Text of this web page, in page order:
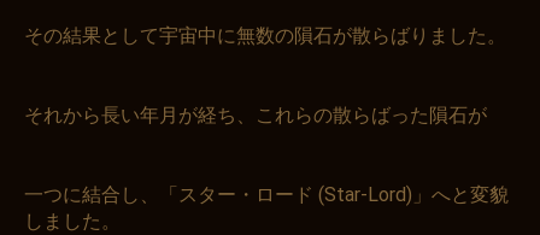
その結果として宇宙中に無数の隕石が散らばりました。
それから長い年月が経ち、これらの散らばった隕石が
一つに結合し、「スター・ロード (Star-Lord)」へと変貌
しました。